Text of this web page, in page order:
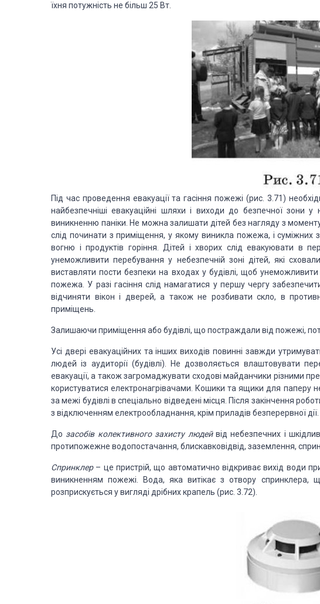
їхня потужність не більш 25 Вт.
Під час проведення евакуації та гасіння пожежі (рис. 3.71)
найбезпечніші евакуаційні шляхи і виходи до безпечної зони у
виникненню паніки. Не можна залишати дітей без нагляду з
слід починати з приміщення, у якому виникла пожежа, і
вогню і продуктів горіння. Дітей і хворих слід евакуювати в
унеможливити перебування у небезпечній зоні дітей, які
виставляти пости безпеки на входах у будівлі, щоб унеможливити
пожежа. У разі гасіння слід намагатися у першу чергу
відчиняти вікон і дверей, а також не розбивати скло, в
приміщень.
Залишаючи приміщення або будівлі, що постраждали від пожежі,
Усі двері евакуаційних та інших виходів повинні завжди
людей із аудиторії (будівлі). Не дозволяється влаштовувати
евакуації, а також загромаджувати сходові майданчики різними
користуватися електронагрівачами. Кошики та ящики для паперу
за межі будівлі в спеціально відведені місця. Після закінчення
з відключенням електрообладнання, крім приладів безперервної дії.
До засобів колективного захисту людейвід небезпечних і
протипожежне водопостачання, блискавковідвід, заземлення,
Спринклер– це пристрій, що автоматично відкриває вихід води
виникненням пожежі. Вода, яка витікає з отвору спринклера,
розприскується у вигляді дрібних крапель (рис. 3.72).